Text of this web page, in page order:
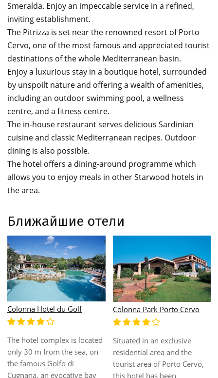
Smeralda. Enjoy an impeccable service in a refined,
inviting establishment.
The Pitrizza is set near the renowned resort of Porto
Cervo, one of the most famous and appreciated tourist
destinations of the whole Mediterranean basin.
Enjoy a luxurious stay in a boutique hotel, surrounded
by unspoilt nature and offering a wealth of amenities,
including an outdoor swimming pool, a wellness
centre, and a fitness centre.
The in-house restaurant serves delicious Sardinian
cuisine and classic Mediterranean recipes. Outdoor
dining is also possible.
The hotel offers a dining-around programme which
allows you to enjoy meals in other Starwood hotels in
the area.
Ближайшие отели
Colonna Pevero
Colonna Pevero Hotel is 2
km from Porto Cervo on the
Emerald Coast. It offers a
private beach, and 5
swimming pools with stone
Grand Hotel In Porto Cervo
Situated in the heart of the
Costa Smeralda, this
charming beach hotel is only
2 km from the renowned
Piazzetta of Porto Cervo, and